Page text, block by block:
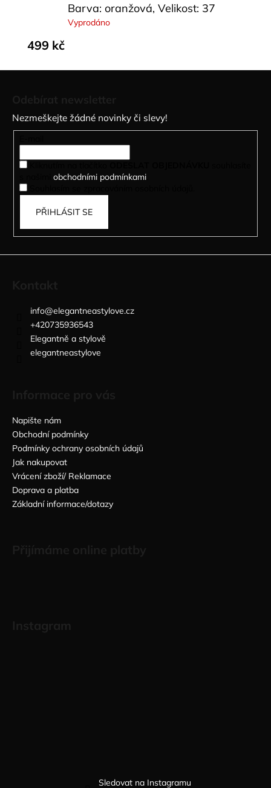
Barva: oranžová, Velikost: 37
Vyprodáno
499 kč
Nezmeškejte žádné novinky či slevy!
obchodními podmínkami.
PŘIHLÁSIT SE
info@elegantneastylove.cz
+420735936543
Elegantně a stylově
elegantneastylove
Napište nám
Obchodní podmínky
Podmínky ochrany osobních údajů
Jak nakupovat
Vrácení zboží/ Reklamace
Doprava a platba
Základní informace/dotazy
Sledovat na Instagramu